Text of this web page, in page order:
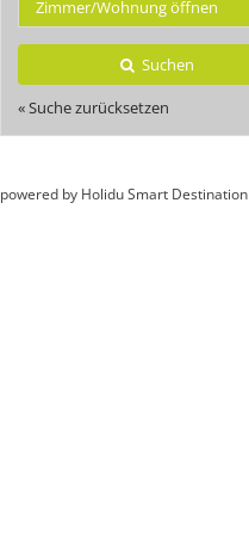
Zimmer/Wohnung öffnen
Suchen
« Suche zurücksetzen
powered by Holidu Smart Destination